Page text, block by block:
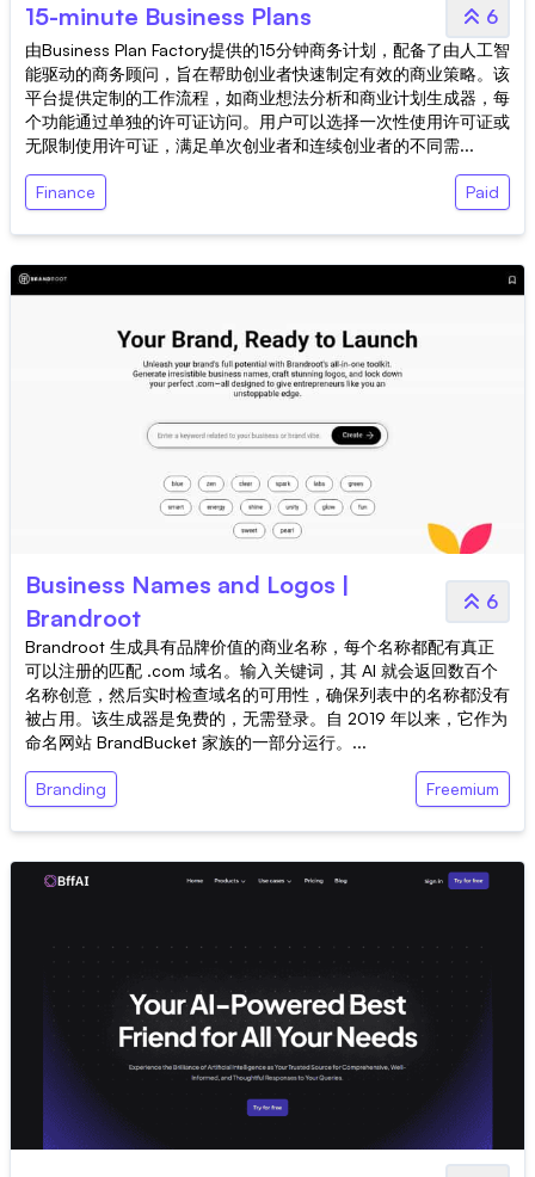
15-minute Business Plans 6
由Business Plan Factory提供的15分钟商务计划，配备了由人工智
能驱动的商务顾问，旨在帮助创业者快速制定有效的商业策略。该
平台提供定制的工作流程，如商业想法分析和商业计划生成器，每
个功能通过单独的许可证访问。用户可以选择一次性使用许可证或
无限制使用许可证，满足单次创业者和连续创业者的不同需...
Finance Paid
Business Names and Logos |
Brandroot
6
Brandroot 生成具有品牌价值的商业名称，每个名称都配有真正
可以注册的匹配 .com 域名。输入关键词，其 AI 就会返回数百个
名称创意，然后实时检查域名的可用性，确保列表中的名称都没有
被占用。该生成器是免费的，无需登录。自 2019 年以来，它作为
命名网站 BrandBucket 家族的一部分运行。...
Branding Freemium